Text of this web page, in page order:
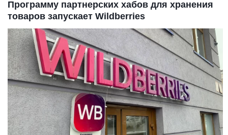
Программу партнерских хабов для хранения
товаров запускает Wildberries